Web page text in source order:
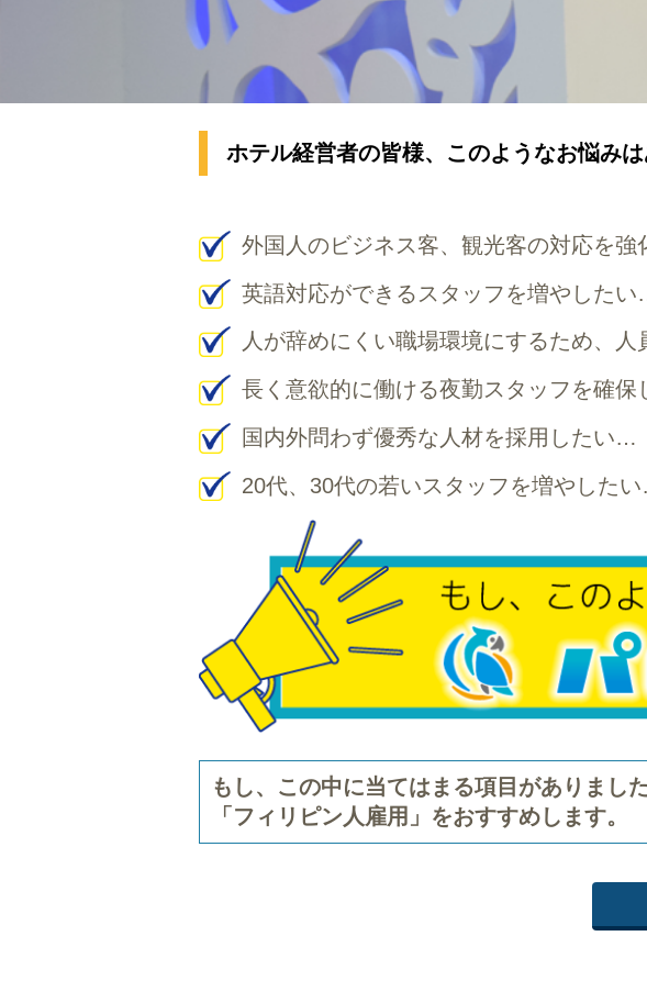
ホテル経営者の皆様、このようなお悩み
外国人のビジネス客、観光客の対応を
英語対応ができるスタッフを増やした
人が辞めにくい職場環境にするため、
長く意欲的に働ける夜勤スタッフを確
国内外問わず優秀な人材を採用したい…
20代、30代の若いスタッフを増やした
もし、この中に当てはまる項目がありまし
「フィリピン人雇用」をおすすめします。